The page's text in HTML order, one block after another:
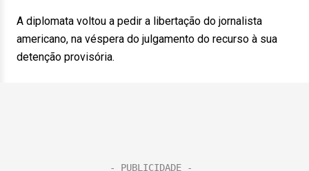
A diplomata voltou a pedir a libertação do jornalista
americano, na véspera do julgamento do recurso à sua
detenção provisória.